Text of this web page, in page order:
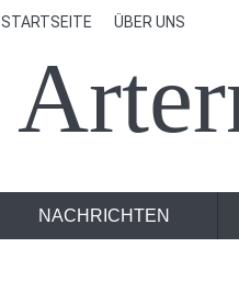
STARTSEITE ÜBER UNS
NACHRICHTEN